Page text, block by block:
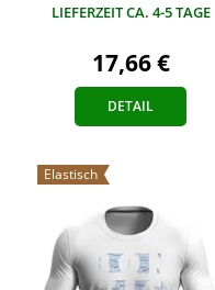
LIEFERZEIT CA. 4-5 TAGE
17,66 €
DETAIL
Elastisch